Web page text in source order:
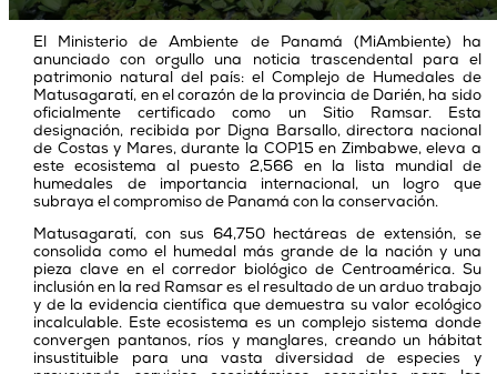
El Ministerio de Ambiente de Panamá (MiAmbiente) ha
anunciado con orgullo una noticia trascendental para el
patrimonio natural del país: el Complejo de Humedales de
Matusagaratí, en el corazón de la provincia de Darién, ha sido
oficialmente certificado como un Sitio Ramsar. Esta
designación, recibida por Digna Barsallo, directora nacional
de Costas y Mares, durante la COP15 en Zimbabwe, eleva a
este ecosistema al puesto 2,566 en la lista mundial de
humedales de importancia internacional, un logro que
subraya el compromiso de Panamá con la conservación.
Matusagaratí, con sus 64,750 hectáreas de extensión, se
consolida como el humedal más grande de la nación y una
pieza clave en el corredor biológico de Centroamérica. Su
inclusión en la red Ramsar es el resultado de un arduo trabajo
y de la evidencia científica que demuestra su valor ecológico
incalculable. Este ecosistema es un complejo sistema donde
convergen pantanos, ríos y manglares, creando un hábitat
insustituible para una vasta diversidad de especies y